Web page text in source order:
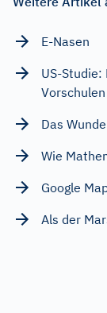
E-Nasen
US-
Vorschulen
Das
Wie
Google
Als der